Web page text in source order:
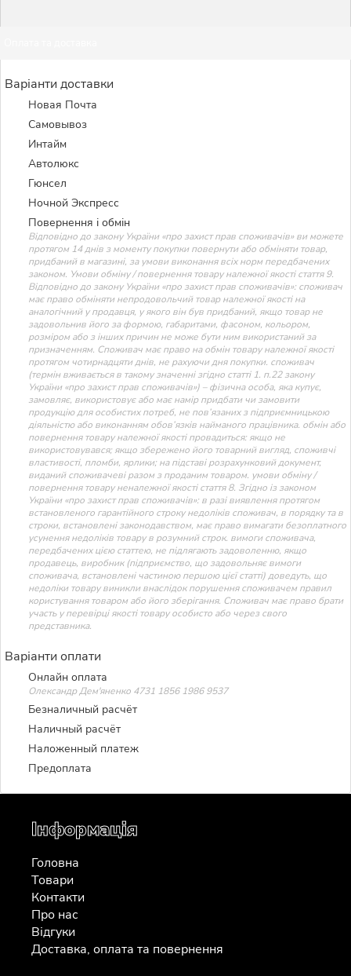
Варіанти доставки
Новая Почта
Самовывоз
Интайм
Автолюкс
Гюнсел
Ночной Экспресс
Повернення і обмін
Відповідно до закону України «про захист прав споживачів» ви можете
протягом 14 днів з моменту покупки повернути або обміняти товар,
придбаний в магазині, за умови виконання всіх норм передбачених
законом. Умови обміну / повернення товару належної якості стаття 9.
Відповідно до закону України «про захист прав споживачів»: споживач
має право обміняти непродовольчий товар належної якості на
аналогічний у продавця, у якого він був придбаний, якщо товар не
задовольнив його за формою, габаритами, фасоном, кольором,
розміром або з інших причин не може бути ним використаний за
призначенням. Споживач має право на обмін товару належної якості
протягом чотирнадцяти днів, не рахуючи дня покупки. споживач
(термін вживається в такому значенні згідно статті 1. п.22 закону
України «про захист прав споживачів») – фізична особа, яка купує,
замовляє, використовує або має намір придбати чи замовити
продукцію для особистих потреб, не пов’язаних з підприємницькою
діяльністю або виконанням обов’язків найманого працівника. обмін або
повернення товару належної якості провадиться: якщо не
використовувався; якщо збережено його товарний вигляд, споживчі
властивості, пломби, ярлики; на підставі розрахунковий документ,
виданий споживачеві разом з проданим товаром. умови обміну /
повернення товару неналежної якості стаття 8. Згідно із законом
України «про захист прав споживачів»: в разі виявлення протягом
встановленого гарантійного строку недоліків споживач, в порядку та в
строки, встановлені законодавством, має право вимагати безоплатного
усунення недоліків товару в розумний строк. вимоги споживача,
передбачених цією статтею, не підлягають задоволенню, якщо
продавець, виробник (підприємство, що задовольняє вимоги
споживача, встановлені частиною першою цієї статті) доведуть, що
недоліки товару виникли внаслідок порушення споживачем правил
користування товаром або його зберігання. Споживач має право брати
участь у перевірці якості товару особисто або через свого
представника.
Варіанти оплати
Онлайн оплата
Олександр Дем'яненко 4731 1856 1986 9537
Безналичный расчёт
Наличный расчёт
Наложенный платеж
Предоплата
Інформація
Головна
Товари
Контакти
Про нас
Відгуки
Доставка, оплата та повернення